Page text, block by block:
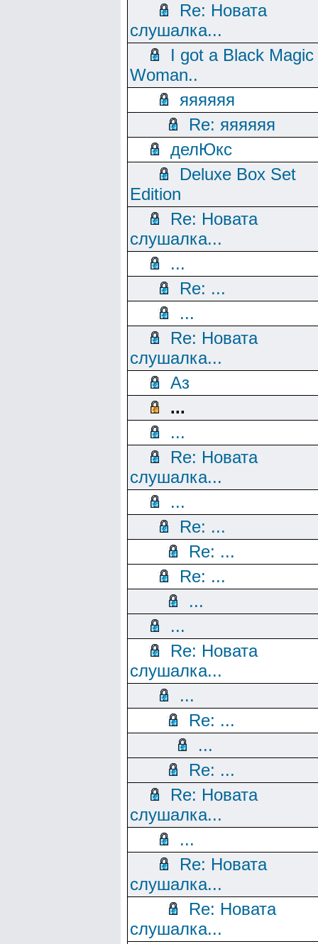
Re: Новата
слушалка...
I got a Black Magic
Woman..
яяяяяя
Re: яяяяяя
делЮкс
Deluxe Box Set
Edition
Re: Новата
слушалка...
...
Re: ...
...
Re: Новата
слушалка...
Аз
...
...
Re: Новата
слушалка...
...
Re: ...
Re: ...
Re: ...
...
...
Re: Новата
слушалка...
...
Re: ...
...
Re: ...
Re: Новата
слушалка...
...
Re: Новата
слушалка...
Re: Новата
слушалка...